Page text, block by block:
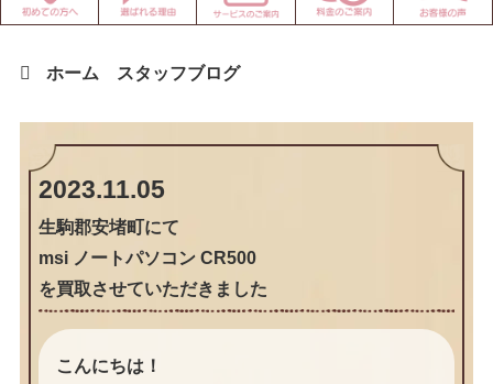
ホーム スタッフブログ
2023.11.05
生駒郡安堵町にて
msi ノートパソコン CR500
を買取させていただきました
こんにちは！